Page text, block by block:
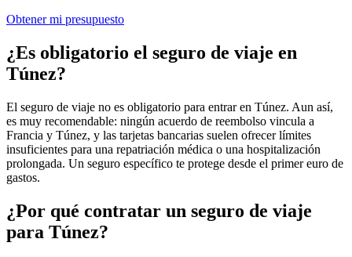
Obtener mi presupuesto
¿Es obligatorio el seguro de viaje en
Túnez?
El seguro de viaje no es obligatorio para entrar en Túnez. Aun así,
es muy recomendable: ningún acuerdo de reembolso vincula a
Francia y Túnez, y las tarjetas bancarias suelen ofrecer límites
insuficientes para una repatriación médica o una hospitalización
prolongada. Un seguro específico te protege desde el primer euro de
gastos.
¿Por qué contratar un seguro de viaje
para Túnez?